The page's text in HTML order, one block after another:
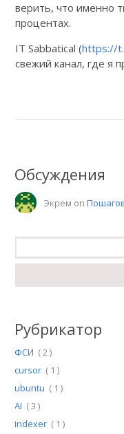
верить, что именно
процентах.
IT Sabbatical (https://
свежий канал, где я
Обсуждения
Экрем on
Найти:
Рубрикатор
ФСИ ( 2 )
cursor ( 1 )
ubuntu ( 1 )
AI ( 3 )
indexer ( 1 )